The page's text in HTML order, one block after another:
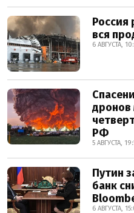
Россия
вся
6 АВГУСТА,
дронов
РФ
5 АВГУСТА,
Путин
банк
6 АВГУСТА,